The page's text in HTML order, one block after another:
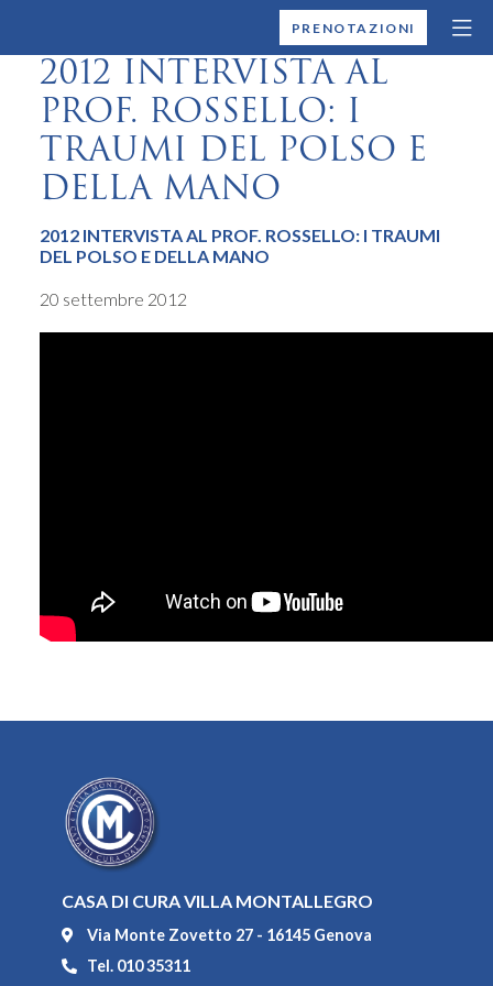
MONTALLEGROPRENOTAZIONI
2012 INTERVISTA AL
PROF. ROSSELLO: I
TRAUMI DEL POLSO E
DELLA MANO
2012 INTERVISTA AL PROF. ROSSELLO: I TRAUMI
DEL POLSO E DELLA MANO
20 settembre 2012
CASA DI CURA VILLA MONTALLEGRO
Via Monte Zovetto 27 - 16145 Genova
Tel. 010 35311